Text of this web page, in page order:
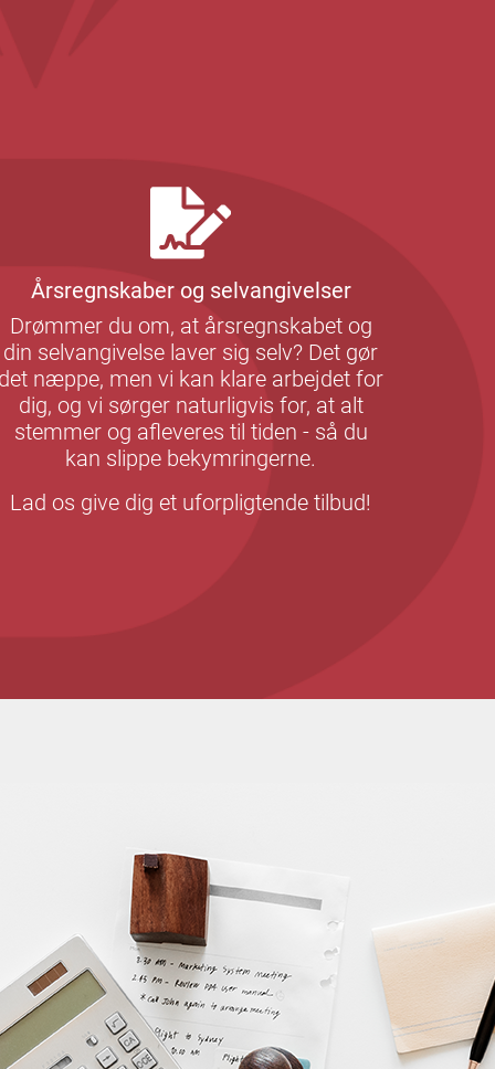
Årsregnskaber og selvangivelser
Drømmer du om, at årsregnskabet og
din selvangivelse laver sig selv? Det gør
det næppe, men vi kan klare arbejdet for
dig, og vi sørger naturligvis for, at alt
stemmer og afleveres til tiden - så du
kan slippe bekymringerne.
Lad os give dig et uforpligtende tilbud!